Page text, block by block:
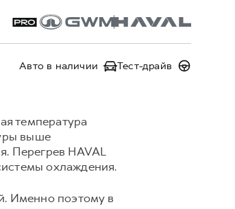
Авто в наличии Тест-драйв
температура
выше
Перегрев HAVAL
охлаждения.
Именно поэтому в